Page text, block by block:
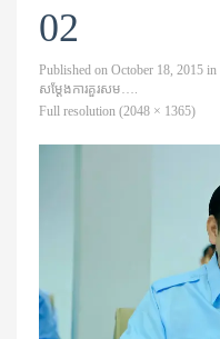
02
Published on October 18, 2015 in
សម្ដែងការគួរសម….
Full resolution (2048 × 1365)